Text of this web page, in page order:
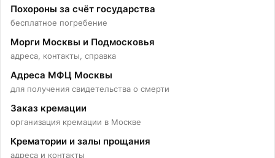
Похороны за счёт государства
бесплатное погребение
Морги Москвы и Подмосковья
адреса, контакты, справка
Адреса МФЦ Москвы
для получения свидетельства о смерти
Заказ кремации
организация кремации в Москве
Крематории и залы прощания
адреса и контакты